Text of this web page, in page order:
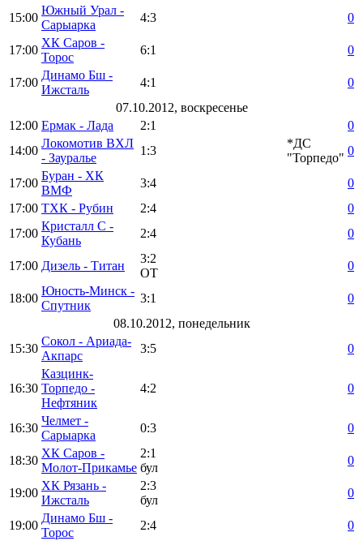
15:00
Южный Урал -
Сарыарка
4:3 0
17:00
ХК Саров -
Торос
6:1 0
17:00
Динамо Бш -
Ижсталь
4:1
0
07.10.2012, воскресенье
12:00 Ермак - Лада 2:1
0
14:00
Локомотив ВХЛ
- Зауралье
1:3
*ДС
"Торпедо"
0
17:00
Буран - ХК
ВМФ
3:4
0
17:00 ТХК - Рубин 2:4
0
17:00
Кристалл С -
Кубань
2:4 0
17:00 Дизель - Титан
3:2
ОТ
0
18:00
Юность-Минск -
Спутник
3:1
0
08.10.2012, понедельник
15:30
Сокол - Ариада-
Акпарс
3:5 0
16:30
Казцинк-
Торпедо -
Нефтяник
4:2 0
16:30
Челмет -
Сарыарка
0:3 0
18:30
ХК Саров -
Молот-Прикамье
2:1
бул
0
19:00
ХК Рязань -
Ижсталь
2:3
бул
0
19:00
Динамо Бш -
Торос
2:4
0